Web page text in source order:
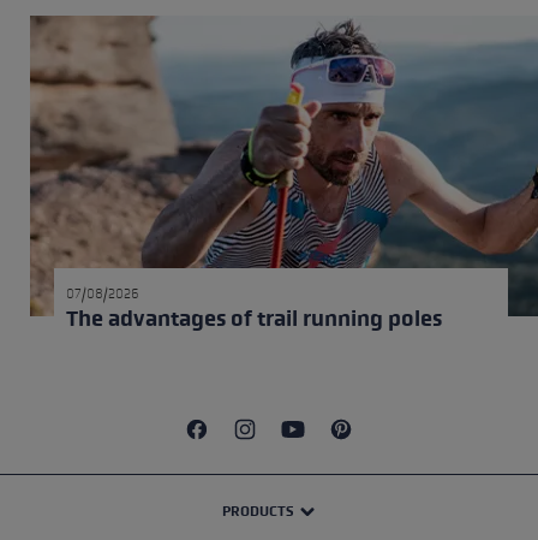
07/08/2026
The advantages of trail running poles
PRODUCTS